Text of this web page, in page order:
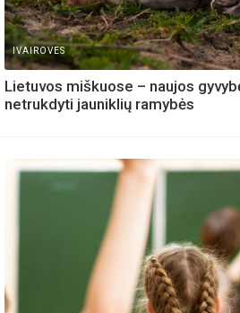
IVAIROVES
Lietuvos miškuose – naujos
netrukdyti jauniklių ramybės